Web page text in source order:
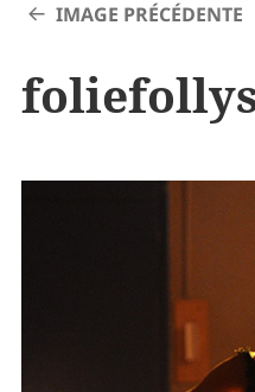
IMAGE PRÉCÉDENTE